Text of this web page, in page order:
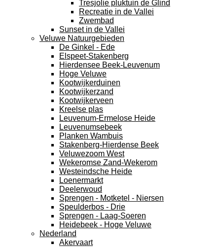
Tresjolie pluktuin de Glind
Recreatie in de Vallei
Zwembad
Sunset in de Vallei
Veluwe Natuurgebieden
De Ginkel - Ede
Elspeet-Stakenberg
Hierdensee Beek-Leuvenum
Hoge Veluwe
Kootwijkerduinen
Kootwijkerzand
Kootwijkerveen
Kreelse plas
Leuvenum-Ermelose Heide
Leuvenumsebeek
Planken Wambuis
Stakenberg-Hierdense Beek
Veluwezoom West
Wekeromse Zand-Wekerom
Westeindsche Heide
Loenermarkt
Deelerwoud
Sprengen - Motketel - Niersen
Speulderbos - Drie
Sprengen - Laag-Soeren
Heidebeek - Hoge Veluwe
Nederland
Akervaart